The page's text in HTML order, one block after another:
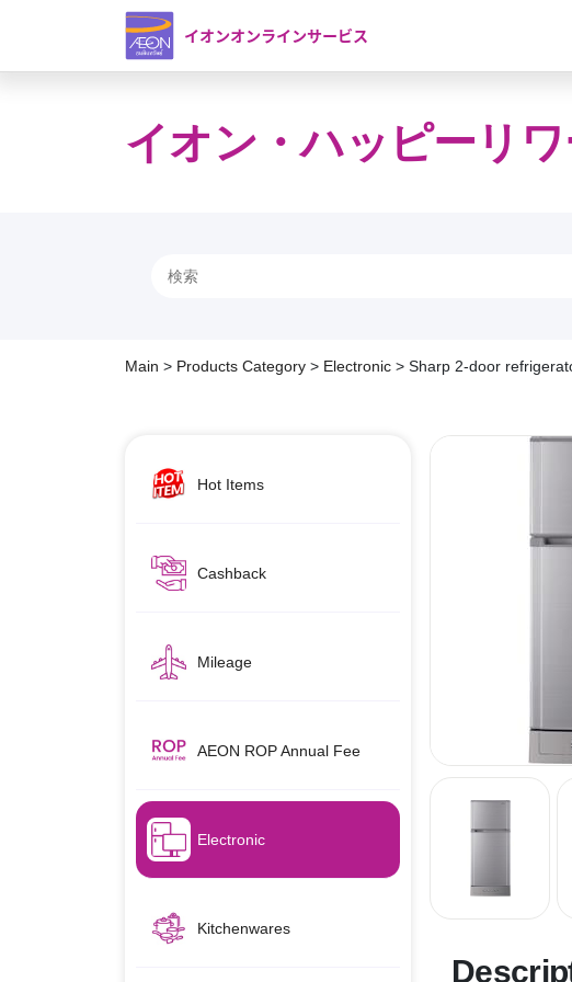
イオンオンラインサービス
イオン・ハッピーリワ
Main > Products Category > Electronic > Sharp 2-door
Hot Items
Cashback
Mileage
AEON ROP Annual Fee
Electronic
Kitchenwares